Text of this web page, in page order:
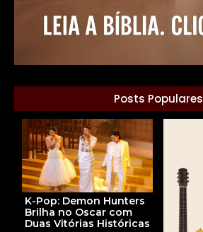
Posts Populares
K-Pop: Demon Hunters
Brilha no Oscar com
Duas Vitórias Históricas